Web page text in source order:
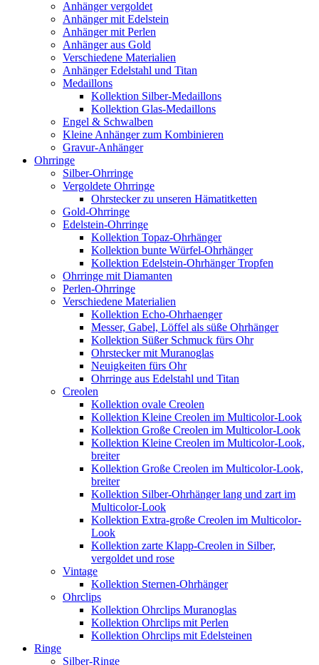
Anhänger vergoldet
Anhänger mit Edelstein
Anhänger mit Perlen
Anhänger aus Gold
Verschiedene Materialien
Anhänger Edelstahl und Titan
Medaillons
Kollektion Silber-Medaillons
Kollektion Glas-Medaillons
Engel & Schwalben
Kleine Anhänger zum Kombinieren
Gravur-Anhänger
Ohrringe
Silber-Ohrringe
Vergoldete Ohrringe
Ohrstecker zu unseren Hämatitketten
Gold-Ohrringe
Edelstein-Ohrringe
Kollektion Topaz-Ohrhänger
Kollektion bunte Würfel-Ohrhänger
Kollektion Edelstein-Ohrhänger Tropfen
Ohrringe mit Diamanten
Perlen-Ohrringe
Verschiedene Materialien
Kollektion Echo-Ohrhaenger
Messer, Gabel, Löffel als süße Ohrhänger
Kollektion Süßer Schmuck fürs Ohr
Ohrstecker mit Muranoglas
Neuigkeiten fürs Ohr
Ohrringe aus Edelstahl und Titan
Creolen
Kollektion ovale Creolen
Kollektion Kleine Creolen im Multicolor-Look
Kollektion Große Creolen im Multicolor-Look
Kollektion Kleine Creolen im Multicolor-Look,
breiter
Kollektion Große Creolen im Multicolor-Look,
breiter
Kollektion Silber-Ohrhänger lang und zart im
Multicolor-Look
Kollektion Extra-große Creolen im Multicolor-
Look
Kollektion zarte Klapp-Creolen in Silber,
vergoldet und rose
Vintage
Kollektion Sternen-Ohrhänger
Ohrclips
Kollektion Ohrclips Muranoglas
Kollektion Ohrclips mit Perlen
Kollektion Ohrclips mit Edelsteinen
Ringe
Silber-Ringe